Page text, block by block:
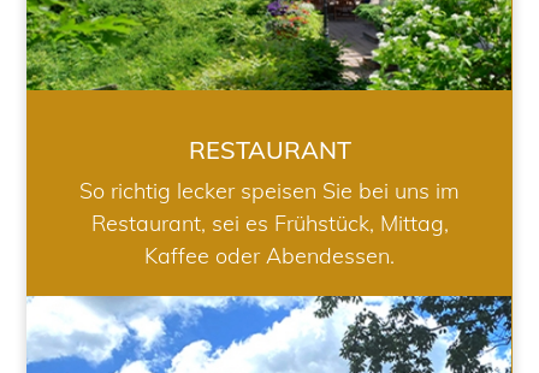
RESTAURANT
So richtig lecker speisen Sie bei uns im
Restaurant, sei es Frühstück, Mittag,
Kaffee oder Abendessen.